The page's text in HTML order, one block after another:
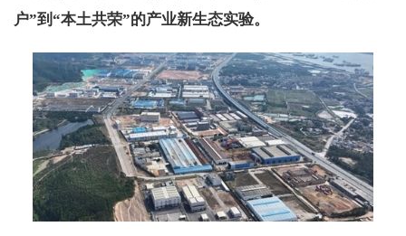
户”到“本土共荣”的产业新生态实验。